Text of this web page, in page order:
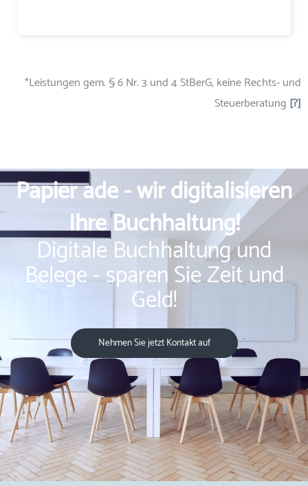
*Leistungen gem. § 6 Nr. 3 und 4 StBerG, keine Rechts- und
Steuerberatung [?]
Papier ade - wir digitalisieren
Ihre Buchhaltung!
Digitale Buchhaltung und
Belege - sparen Sie Zeit und
Geld!
Nehmen Sie jetzt Kontakt auf